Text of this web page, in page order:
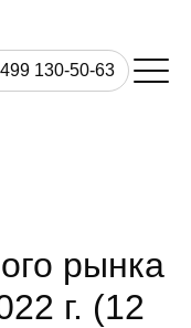
130-50-63
рынка
г. (12